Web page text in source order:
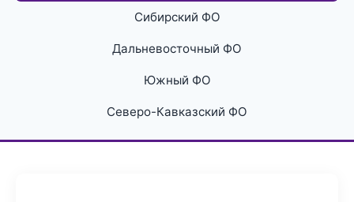
Сибирский ФО
Дальневосточный ФО
Южный ФО
Северо-Кавказский ФО